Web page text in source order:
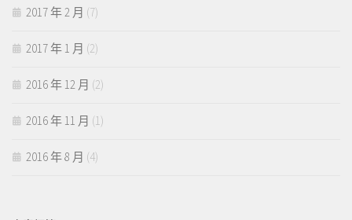
2017 年 2 月 (7)
2017 年 1 月 (2)
2016 年 12 月 (2)
2016 年 11 月 (1)
2016 年 8 月 (4)